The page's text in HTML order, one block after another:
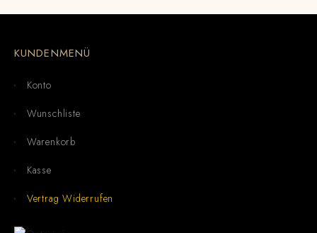
KUNDENMENÜ
Konto
Wunschliste
Warenkorb
Kasse
Vertrag Widerrufen